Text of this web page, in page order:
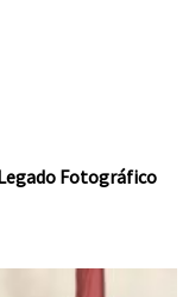
Fotográfico